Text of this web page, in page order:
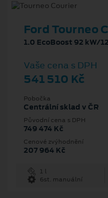
Ford Tourneo
1.0 EcoBoost 92 kW/
Vaše cena s DPH
541 510 Kč
Pobočka
Centrální sklad v ČR
Původní cena s DPH
749 474 Kč
Cenové zvýhodnění
207 964 Kč
1 l
6st. manuální